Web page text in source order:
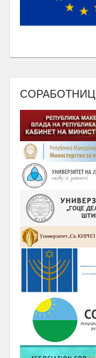
НА
НА
8.
на
мобилна
9.
10.
РОМА
Број на
ментор
ДАТУМИ